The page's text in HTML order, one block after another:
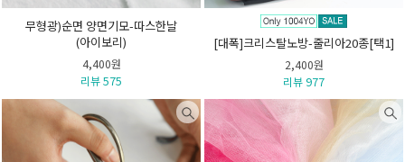
무형광)순면 양면기모-따스한날
(아이보리)
4,400원
리뷰 575
[대폭]크리스탈노방-줄리아20종[택1]
2,400원
리뷰 977